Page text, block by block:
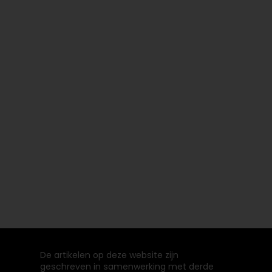
De artikelen op deze website zijn
geschreven in samenwerking met derde